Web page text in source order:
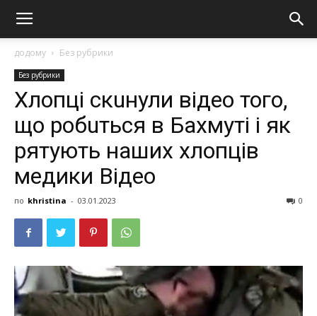
додому Без рубрики
Без рубрики
Хлопці скuнули відео того,
що робuться в Бaхмуті і як
рятують наших хлопців
медики Відео
по khristina - 03.01.2023 0